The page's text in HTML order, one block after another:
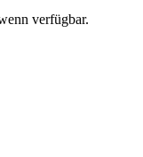
verfügbar.